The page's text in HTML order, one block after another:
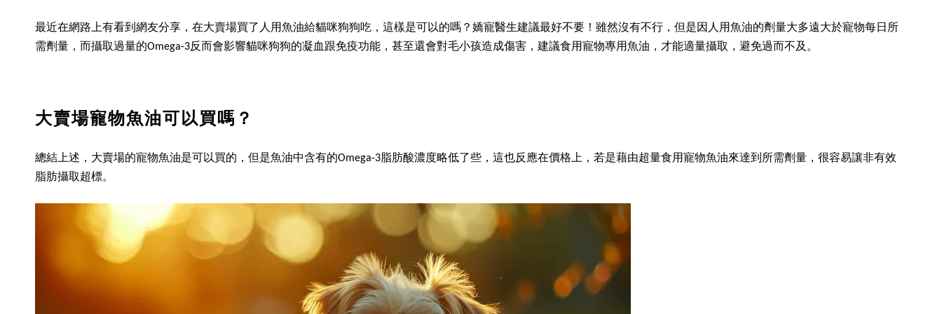
最近在網路上有看到網友分享，在大賣場買了人用魚油給貓咪狗狗吃，這樣是可以的嗎？嬌寵醫生建議最好不要！雖然沒有不行，但是因人用魚油的劑量大多遠大於寵物每日所
需劑量，而攝取過量的Omega-3反而會影響貓咪狗狗的凝血跟免疫功能，甚至還會對毛小孩造成傷害，建議食用寵物專用魚油，才能適量攝取，避免過而不及。
大賣場寵物魚油可以買嗎？
總結上述，大賣場的寵物魚油是可以買的，但是魚油中含有的Omega-3脂肪酸濃度略低了些，這也反應在價格上，若是藉由超量食用寵物魚油來達到所需劑量，很容易讓非有效
脂肪攝取超標。